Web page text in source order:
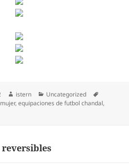
Autor
istern Categorías
Uncategorized
,equipaciones de futbol chandal,